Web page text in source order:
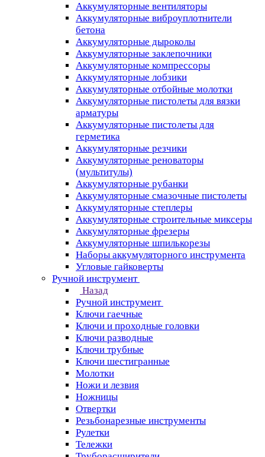
Аккумуляторные вентиляторы
Аккумуляторные виброуплотнители
бетона
Аккумуляторные дыроколы
Аккумуляторные заклепочники
Аккумуляторные компрессоры
Аккумуляторные лобзики
Аккумуляторные отбойные молотки
Аккумуляторные пистолеты для вязки
арматуры
Аккумуляторные пистолеты для
герметика
Аккумуляторные резчики
Аккумуляторные реноваторы
(мультитулы)
Аккумуляторные рубанки
Аккумуляторные смазочные пистолеты
Аккумуляторные степлеры
Аккумуляторные строительные миксеры
Аккумуляторные фрезеры
Аккумуляторные шпилькорезы
Наборы аккумуляторного инструмента
Угловые гайковерты
Ручной инструмент
Назад
Ручной инструмент
Ключи гаечные
Ключи и проходные головки
Ключи разводные
Ключи трубные
Ключи шестигранные
Молотки
Ножи и лезвия
Ножницы
Отвертки
Резьбонарезные инструменты
Рулетки
Тележки